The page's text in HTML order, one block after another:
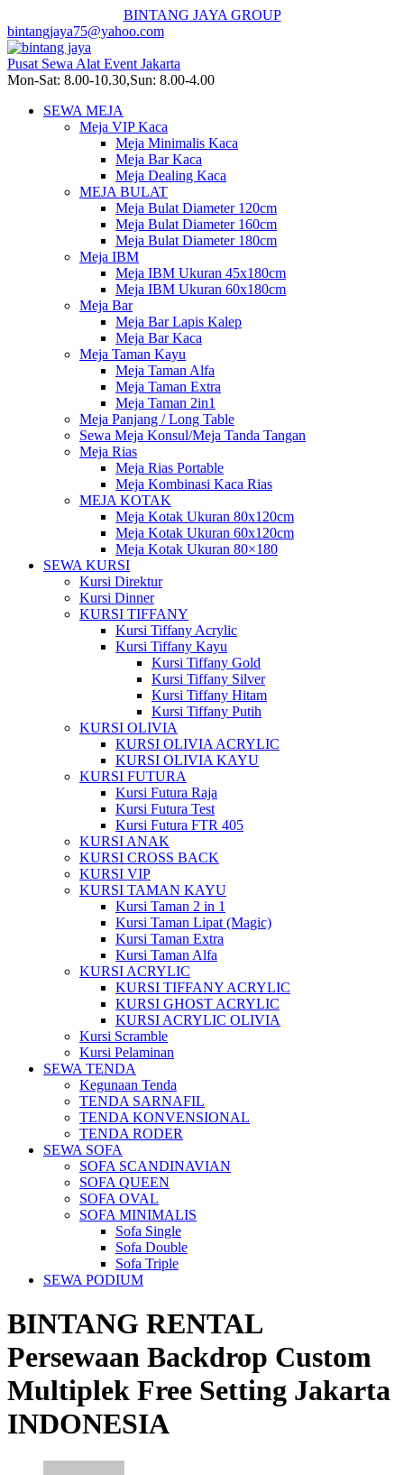
BINTANG JAYA GROUP
bintangjaya75@yahoo.com
Pusat Sewa Alat Event Jakarta
Mon-Sat: 8.00-10.30,Sun: 8.00-4.00
SEWA MEJA
Meja VIP Kaca
Meja Minimalis Kaca
Meja Bar Kaca
Meja Dealing Kaca
MEJA BULAT
Meja Bulat Diameter 120cm
Meja Bulat Diameter 160cm
Meja Bulat Diameter 180cm
Meja IBM
Meja IBM Ukuran 45x180cm
Meja IBM Ukuran 60x180cm
Meja Bar
Meja Bar Lapis Kalep
Meja Bar Kaca
Meja Taman Kayu
Meja Taman Alfa
Meja Taman Extra
Meja Taman 2in1
Meja Panjang / Long Table
Sewa Meja Konsul/Meja Tanda Tangan
Meja Rias
Meja Rias Portable
Meja Kombinasi Kaca Rias
MEJA KOTAK
Meja Kotak Ukuran 80x120cm
Meja Kotak Ukuran 60x120cm
Meja Kotak Ukuran 80×180
SEWA KURSI
Kursi Direktur
Kursi Dinner
KURSI TIFFANY
Kursi Tiffany Acrylic
Kursi Tiffany Kayu
Kursi Tiffany Gold
Kursi Tiffany Silver
Kursi Tiffany Hitam
Kursi Tiffany Putih
KURSI OLIVIA
KURSI OLIVIA ACRYLIC
KURSI OLIVIA KAYU
KURSI FUTURA
Kursi Futura Raja
Kursi Futura Test
Kursi Futura FTR 405
KURSI ANAK
KURSI CROSS BACK
KURSI VIP
KURSI TAMAN KAYU
Kursi Taman 2 in 1
Kursi Taman Lipat (Magic)
Kursi Taman Extra
Kursi Taman Alfa
KURSI ACRYLIC
KURSI TIFFANY ACRYLIC
KURSI GHOST ACRYLIC
KURSI ACRYLIC OLIVIA
Kursi Scramble
Kursi Pelaminan
SEWA TENDA
Kegunaan Tenda
TENDA SARNAFIL
TENDA KONVENSIONAL
TENDA RODER
SEWA SOFA
SOFA SCANDINAVIAN
SOFA QUEEN
SOFA OVAL
SOFA MINIMALIS
Sofa Single
Sofa Double
Sofa Triple
SEWA PODIUM
BINTANG RENTAL
Persewaan Backdrop Custom
Multiplek Free Setting Jakarta
INDONESIA